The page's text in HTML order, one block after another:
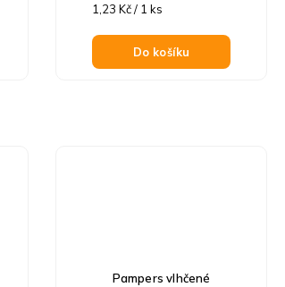
Měrná
1,23 Kč / 1 ks
Do košíku
Pampers vlhčené